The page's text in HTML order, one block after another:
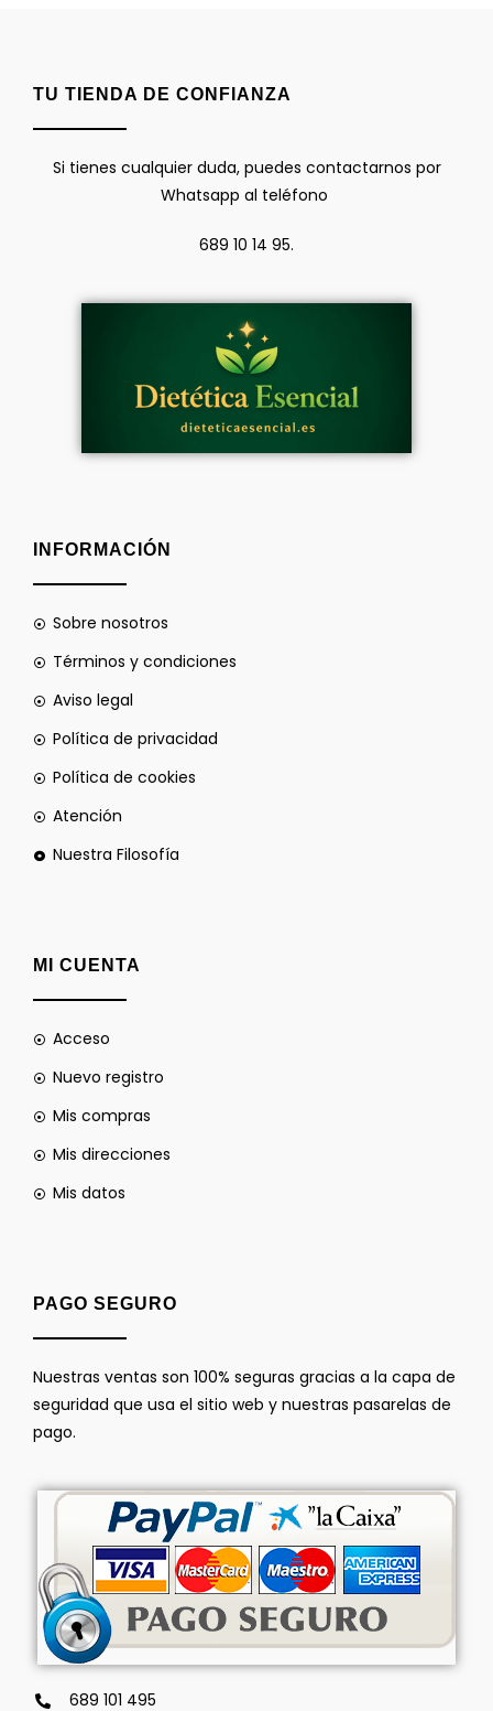
TU TIENDA DE CONFIANZA
Si tienes cualquier duda, puedes contactarnos por
Whatsapp al teléfono
689 10 14 95.
INFORMACIÓN
Sobre nosotros
Términos y condiciones
Aviso legal
Política de privacidad
Política de cookies
Atención
Nuestra Filosofía
MI CUENTA
Acceso
Nuevo registro
Mis compras
Mis direcciones
Mis datos
PAGO SEGURO
Nuestras ventas son 100% seguras gracias a la capa de
seguridad que usa el sitio web y nuestras pasarelas de
pago.
689 101 495